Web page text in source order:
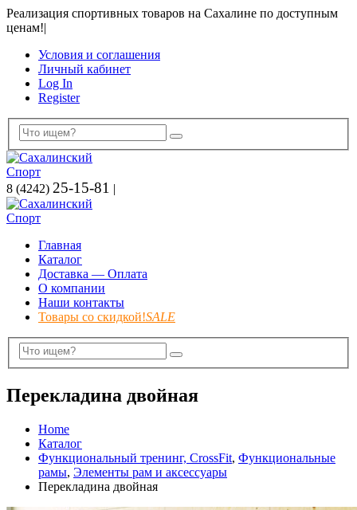
Реализация спортивных товаров на Сахалине по доступным
ценам!|
Условия и соглашения
Личный кабинет
Log In
Register
8 (4242) 25-15-81 |
Главная
Каталог
Доставка — Оплата
О компании
Наши контакты
Товары со скидкой!SALE
Перекладина двойная
Home
Каталог
Функциональный тренинг, CrossFit, Функциональные
рамы, Элементы рам и аксессуары
Перекладина двойная